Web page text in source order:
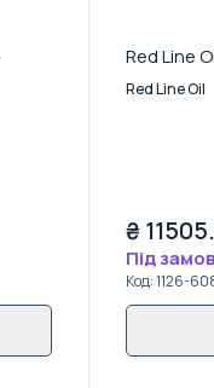
Red Line
Red Line Oil
₴
Під
Код:1126-